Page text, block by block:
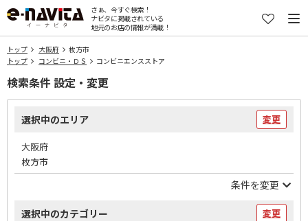
さぁ、今すぐ検索！
ナビタに掲載されている
地元のお店の情報が満載！
トップ 大阪府
枚方市
トップ
コンビニ・ＤＳ コンビニエンスストア
検索条件 設定・変更
選択中のエリア 変更
大阪府
枚方市
条件を変更
選択中のカテゴリー 変更